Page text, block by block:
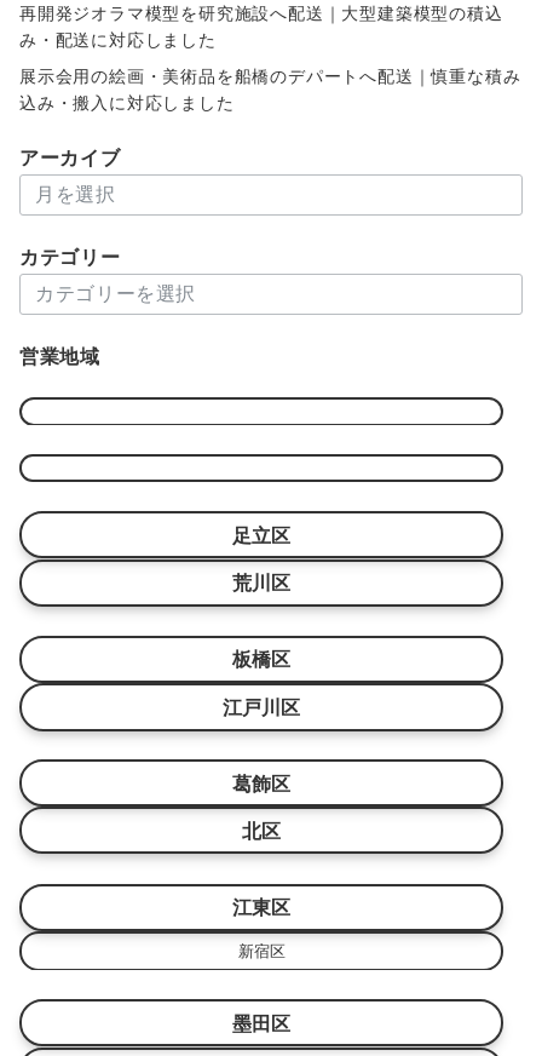
再開発ジオラマ模型を研究施設へ配送｜大型建築模型の積込
み・配送に対応しました
展示会用の絵画・美術品を船橋のデパートへ配送｜慎重な積み
込み・搬入に対応しました
アーカイブ
ー
イ
カテゴリー
テ
リ
営業地域
足立区
荒川区
板橋区
江戸川区
葛飾区
北区
江東区
新宿区
墨田区